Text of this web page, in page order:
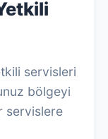
servisleri
bölgeyi
servislere